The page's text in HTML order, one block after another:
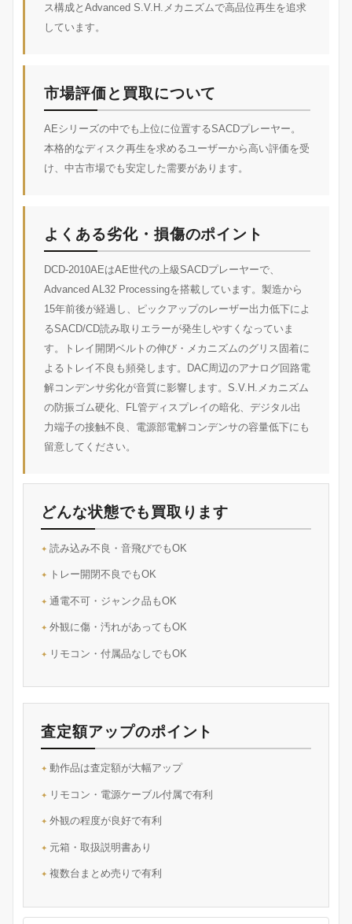
ス構成とAdvanced S.V.H.メカニズムで高品位再生を追求
しています。
市場評価と買取について
AEシリーズの中でも上位に位置するSACDプレーヤー。
本格的なディスク再生を求めるユーザーから高い評価を受
け、中古市場でも安定した需要があります。
よくある劣化・損傷のポイント
DCD-2010AEはAE世代の上級SACDプレーヤーで、
Advanced AL32 Processingを搭載しています。製造から
15年前後が経過し、ピックアップのレーザー出力低下によ
るSACD/CD読み取りエラーが発生しやすくなっていま
す。トレイ開閉ベルトの伸び・メカニズムのグリス固着に
よるトレイ不良も頻発します。DAC周辺のアナログ回路電
解コンデンサ劣化が音質に影響します。S.V.H.メカニズム
の防振ゴム硬化、FL管ディスプレイの暗化、デジタル出
力端子の接触不良、電源部電解コンデンサの容量低下にも
留意してください。
どんな状態でも買取ります
読み込み不良・音飛びでもOK
トレー開閉不良でもOK
通電不可・ジャンク品もOK
外観に傷・汚れがあってもOK
リモコン・付属品なしでもOK
査定額アップのポイント
動作品は査定額が大幅アップ
リモコン・電源ケーブル付属で有利
外観の程度が良好で有利
元箱・取扱説明書あり
複数台まとめ売りで有利